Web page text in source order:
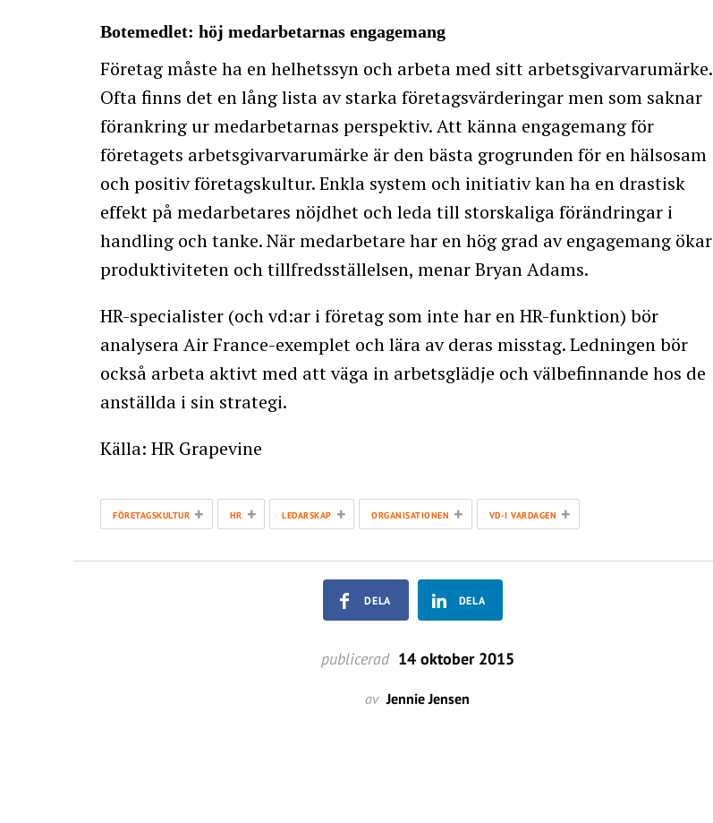
Botemedlet: höj medarbetarnas engagemang
Företag måste ha en helhetssyn och arbeta med sitt arbetsgivarvarumärke.
Ofta finns det en lång lista av starka företagsvärderingar men som saknar
förankring ur medarbetarnas perspektiv. Att känna engagemang för
företagets arbetsgivarvarumärke är den bästa grogrunden för en hälsosam
och positiv företagskultur. Enkla system och initiativ kan ha en drastisk
effekt på medarbetares nöjdhet och leda till storskaliga förändringar i
handling och tanke. När medarbetare har en hög grad av engagemang ökar
produktiviteten och tillfredsställelsen, menar Bryan Adams.
HR-specialister (och vd:ar i företag som inte har en HR-funktion) bör
analysera Air France-exemplet och lära av deras misstag. Ledningen bör
också arbeta aktivt med att väga in arbetsglädje och välbefinnande hos de
anställda i sin strategi.
Källa: HR Grapevine
FÖRETAGSKULTUR + HR + LEDARSKAP + ORGANISATIONEN + VD-I VARDAGEN +
DELA DELA
publicerad 14 oktober 2015
av Jennie Jensen